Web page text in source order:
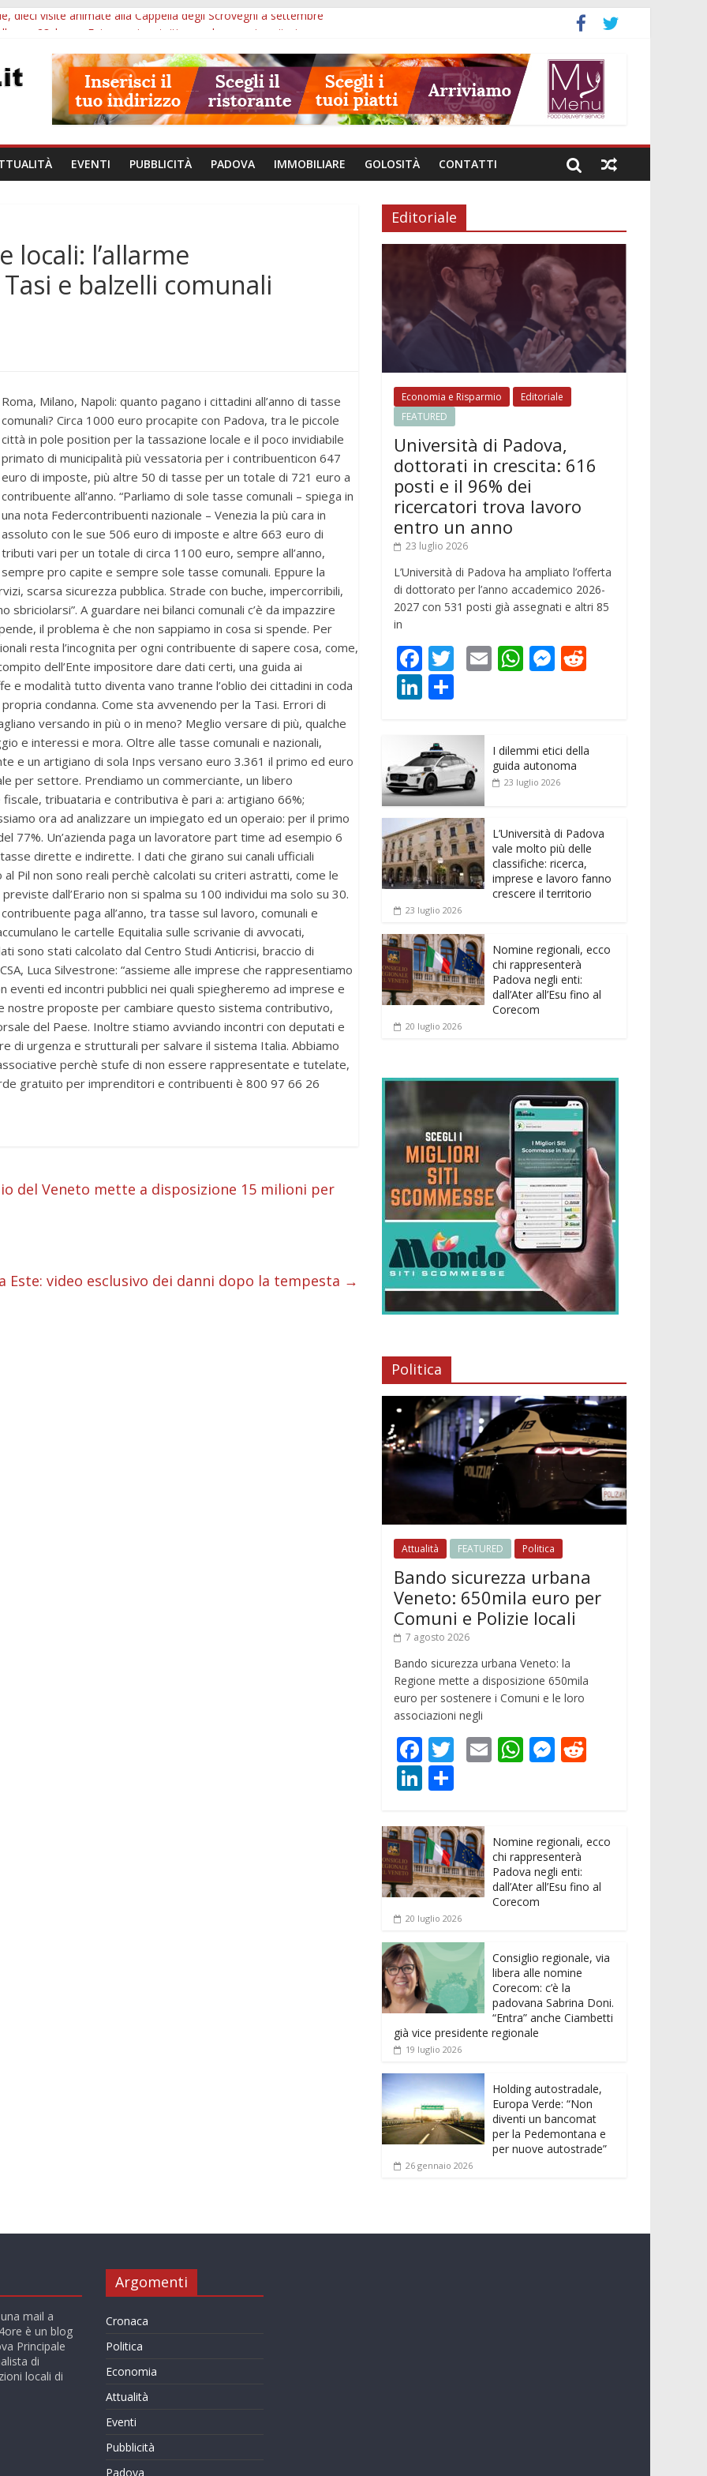
dieci visite animate alla Cappella degli Scrovegni a settembre
14mila euro ai giovani musicisti: candidature entro ottobre
100mila euro ai Comuni veneti: domande entro il 7 settembre
2026-2027: requisiti, scadenze e domanda per ottenere un posto letto
EVENTI PUBBLICITÀ PADOVA IMMOBILIARE GOLOSITÀ CONTATTI
locali: l’allarme
e balzelli comunali
Roma, Milano, Napoli: quanto pagano i cittadini all’anno di tasse
comunali? Circa 1000 euro procapite con Padova, tra le piccole
città in pole position per la tassazione locale e il poco invidiabile
primato di municipalità più vessatoria per i contribuenticon 647
euro di imposte, più altre 50 di tasse per un totale di 721 euro a
contribuente all’anno. “Parliamo di sole tasse comunali – spiega in
una nota Federcontribuenti nazionale – Venezia la più cara in
assoluto con le sue 506 euro di imposte e altre 663 euro di
tributi vari per un totale di circa 1100 euro, sempre all’anno,
sempre pro capite e sempre sole tasse comunali. Eppure la
scarsa sicurezza pubblica. Strade con buche, impercorribili,
A guardare nei bilanci comunali c’è da impazzire
il problema è che non sappiamo in cosa si spende. Per
resta l’incognita per ogni contribuente di sapere cosa, come,
dell’Ente impositore dare dati certi, una guida ai
e modalità tutto diventa vano tranne l’oblio dei cittadini in coda
condanna. Come sta avvenendo per la Tasi. Errori di
versando in più o in meno? Meglio versare di più, qualche
e interessi e mora. Oltre alle tasse comunali e nazionali,
e un artigiano di sola Inps versano euro 3.361 il primo ed euro
per settore. Prendiamo un commerciante, un libero
tribuataria e contributiva è pari a: artigiano 66%;
ora ad analizzare un impiegato ed un operaio: per il primo
77%. Un’azienda paga un lavoratore part time ad esempio 6
dirette e indirette. I dati che girano sui canali ufficiali
Pil non sono reali perchè calcolati su criteri astratti, come le
dall’Erario non si spalma su 100 individui ma solo su 30.
paga all’anno, tra tasse sul lavoro, comunali e
le cartelle Equitalia sulle scrivanie di avvocati,
sono stati calcolato dal Centro Studi Anticrisi, braccio di
Luca Silvestrone: “assieme alle imprese che rappresentiamo
eventi ed incontri pubblici nei quali spiegheremo ad imprese e
proposte per cambiare questo sistema contributivo,
del Paese. Inoltre stiamo avviando incontri con deputati e
di urgenza e strutturali per salvare il sistema Italia. Abbiamo
perchè stufe di non essere rappresentate e tutelate,
gratuito per imprenditori e contribuenti è 800 97 66 26
del Veneto mette a disposizione 15 milioni per
Este: video esclusivo dei danni dopo la tempesta →
Editoriale
Economia e Risparmio
Editoriale
FEATURED
Università di Padova,
dottorati in crescita: 616
posti e il 96% dei
ricercatori trova lavoro
entro un anno
23 luglio 2026
L’Università di Padova ha ampliato l’offerta
di dottorato per l’anno accademico 2026-
2027 con 531 posti già assegnati e altri 85
in
F
ac
e
b
o
o
k
T
er
E W
A
p
M
n
g
t
Li
k
e
dI
n
n
di
vi
di
I dilemmi etici della
guida autonoma
23 luglio 2026
L’Università di Padova
vale molto più delle
classifiche: ricerca,
imprese e lavoro fanno
crescere il territorio
23 luglio 2026
Nomine regionali, ecco
chi rappresenterà
Padova negli enti:
dall’Ater all’Esu fino al
Corecom
20 luglio 2026
Politica
Attualità FEATURED Politica
Bando sicurezza urbana
Veneto: 650mila euro per
Comuni e Polizie locali
7 agosto 2026
Bando sicurezza urbana Veneto: la
Regione mette a disposizione 650mila
euro per sostenere i Comuni e le loro
associazioni negli
F
ac
e
b
o
o
k
T
er
E W
A
p
p
M
n
g
er
t
Li
k
e
dI
n
n
di
vi
di
Nomine regionali, ecco
chi rappresenterà
Padova negli enti:
dall’Ater all’Esu fino al
Corecom
20 luglio 2026
Consiglio regionale, via
libera alle nomine
Corecom: c’è la
padovana Sabrina Doni.
“Entra” anche Ciambetti
già vice presidente regionale
19 luglio 2026
Holding autostradale,
Europa Verde: “Non
diventi un bancomat
per la Pedemontana e
per nuove autostrade”
26 gennaio 2026
mail a
è un blog
Principale
di
locali di
Argomenti
Cronaca
Politica
Economia
Attualità
Eventi
Pubblicità
Padova